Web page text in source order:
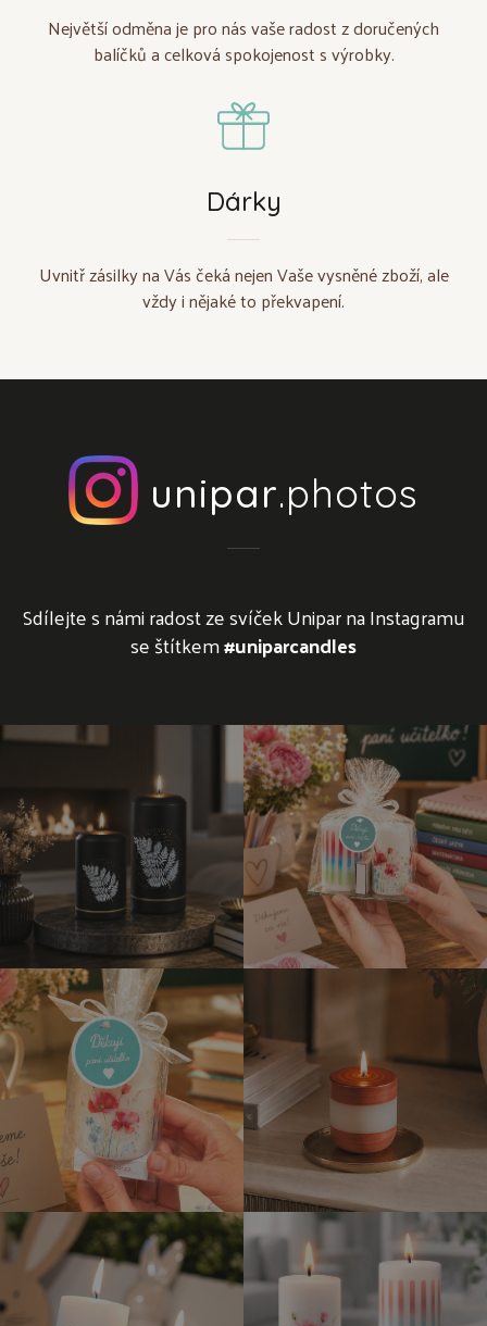
Největší odměna je pro nás vaše radost z doručených
balíčků a celková spokojenost s výrobky.
Dárky
Uvnitř zásilky na Vás čeká nejen Vaše vysněné zboží, ale
vždy i nějaké to překvapení.
unipar.photos
Sdílejte s námi radost ze svíček Unipar na Instagramu
se štítkem#uniparcandles